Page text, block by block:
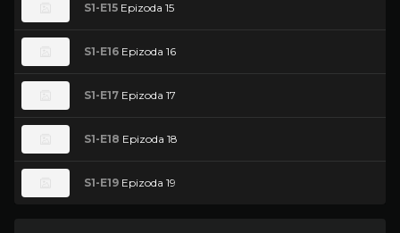
S1-E15 Epizoda 15
S1-E16 Epizoda 16
S1-E17 Epizoda 17
S1-E18 Epizoda 18
S1-E19 Epizoda 19